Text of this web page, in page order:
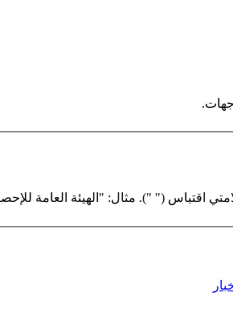
اقتباس (" "). مثال: "الهيئة العامة